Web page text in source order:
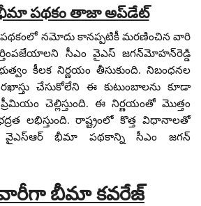
భీమా పథకం తాజా అప్‌డేట్
పథకంలో నమోదు కానప్పటికీ మరణించిన వారి
సీఎం వైఎస్‌ జగన్‌మోహన్‌రెడ్డి
కీలక నిర్ణయం తీసుకుంది. నిబంధనల
చేసుకోలేని ఈ కుటుంబాలను కూడా
చెల్లిస్తుంది. ఈ నిర్ణయంతో మొత్తం
భద్రత లభిస్తుంది. రాష్ట్రంలో కొత్త విధానాలతో
వైఎస్ఆర్ భీమా పథకాన్ని సీఎం జగన్
వారీగా బీమా కవరేజ్